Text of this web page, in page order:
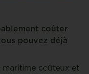
coûter
pouvez déjà
coûteux et